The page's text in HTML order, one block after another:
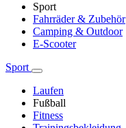
Sport
Fahrräder & Zubehör
Camping & Outdoor
E-Scooter
Sport
Laufen
Fußball
Fitness